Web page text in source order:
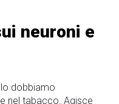
neuroni e
dobbiamo
nel tabacco. Agisce